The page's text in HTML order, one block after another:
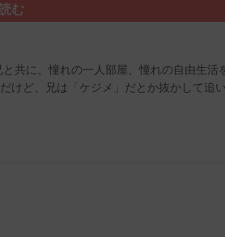
む
共に、憧れの一人部屋、憧れの自由生
ど、兄は「ケジメ」だとか抜かして追